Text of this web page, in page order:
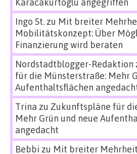
Ingo St.zu Mit breiter
Mobilitätskonzept: Über
Finanzierung wird beraten
Nordstadtblogger-Redaktion
für die Münsterstraße: Mehr
Aufenthaltsflächen
Trina zu Zukunftspläne für
Mehr Grün und neue
angedacht
Bebbi zu Mit breiter